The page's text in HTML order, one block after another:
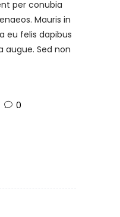
per conubia
Mauris in
eu felis dapibus
Sed non
0